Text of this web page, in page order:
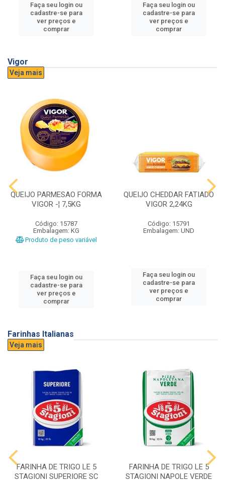
Faça seu login ou
cadastre-se para
ver preços e
comprar
Faça seu login ou
cadastre-se para
ver preços e
comprar
Vigor
Veja mais
QUEIJO PARMESAO FORMA
VIGOR -¦ 7,5KG
Código: 15787
Embalagem: KG
Produto de peso variável
Faça seu login ou
cadastre-se para
ver preços e
comprar
QUEIJO CHEDDAR FATIADO
VIGOR 2,24KG
Código: 15791
Embalagem: UND
Faça seu login ou
cadastre-se para
ver preços e
comprar
Farinhas Italianas
Veja mais
FARINHA DE TRIGO LE 5
STAGIONI SUPERIORE SC
FARINHA DE TRIGO LE 5
STAGIONI NAPOLE VERDE